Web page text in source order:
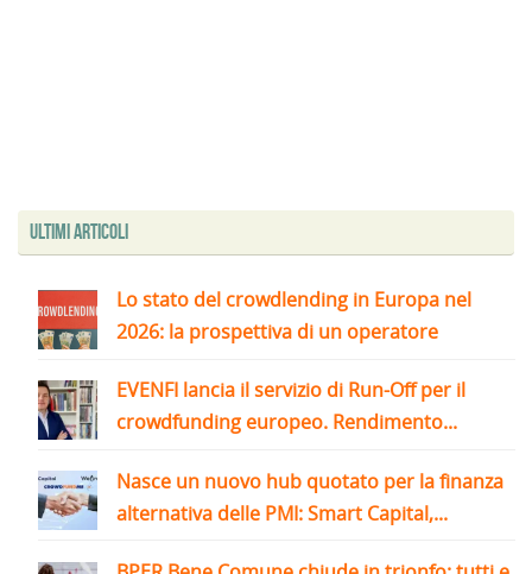
Ultimi articoli
Lo stato del crowdlending in Europa nel
2026: la prospettiva di un operatore
EVENFI lancia il servizio di Run-Off per il
crowdfunding europeo. Rendimento...
Nasce un nuovo hub quotato per la finanza
alternativa delle PMI: Smart Capital,...